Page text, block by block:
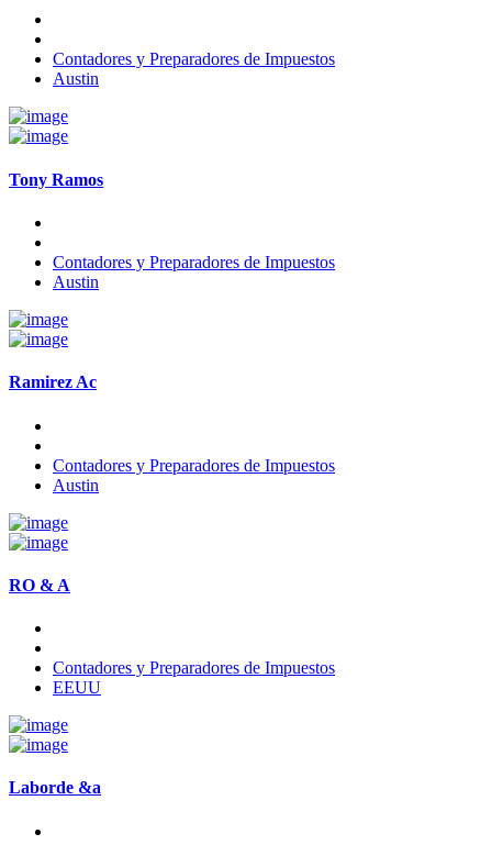
Contadores y Preparadores de Impuestos
Austin
Tony Ramos
Contadores y Preparadores de Impuestos
Austin
Ramirez Ac
Contadores y Preparadores de Impuestos
Austin
RO & A
Contadores y Preparadores de Impuestos
EEUU
Laborde &a